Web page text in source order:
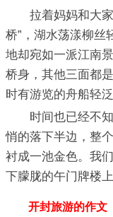
拉着妈妈和大家
桥”，湖水荡漾柳丝
地却宛如一派江南
桥身，其他三面都
时有游览的舟船轻
时间也已经不知
悄的落下半边，整
衬成一池金色。我
下朦胧的午门牌楼
开封旅游的作文